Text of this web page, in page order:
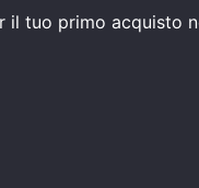
il tuo primo acquisto